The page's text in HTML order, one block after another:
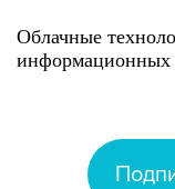
Облачные
информационных